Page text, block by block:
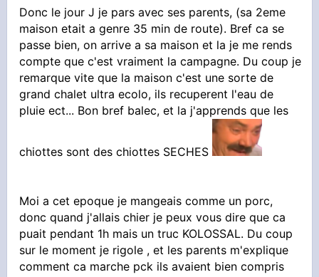
Donc le jour J je pars avec ses parents, (sa 2eme
maison etait a genre 35 min de route). Bref ca se
passe bien, on arrive a sa maison et la je me rends
compte que c'est vraiment la campagne. Du coup je
remarque vite que la maison c'est une sorte de
grand chalet ultra ecolo, ils recuperent l'eau de
pluie ect... Bon bref balec, et la j'apprends que les
chiottes sont des chiottes SECHES
Moi a cet epoque je mangeais comme un porc,
donc quand j'allais chier je peux vous dire que ca
puait pendant 1h mais un truc KOLOSSAL. Du coup
sur le moment je rigole , et les parents m'explique
comment ca marche pck ils avaient bien compris